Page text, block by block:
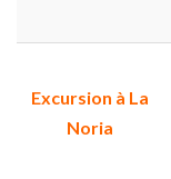
Excursion à La
Noria